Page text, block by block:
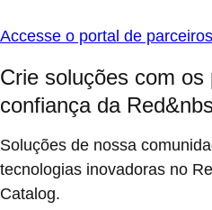
Accesse o portal de parceiros
Crie soluções com os
confiança da
Soluções de nossa
tecnologias inovadoras no
Catalog.